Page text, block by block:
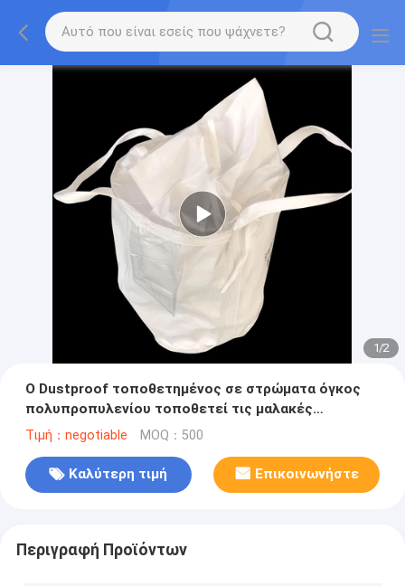
1/2
Ο Dustproof τοποθετημένος σε στρώματα όγκος
πολυπροπυλενίου τοποθετεί τις μαλακές
υφαμένες PP τσάντες 1ton απόδειξης ISO9001
Τιμή：negotiable MOQ：500
Καλύτερη τιμή Επικοινωνήστε
Περιγραφή Προϊόντων